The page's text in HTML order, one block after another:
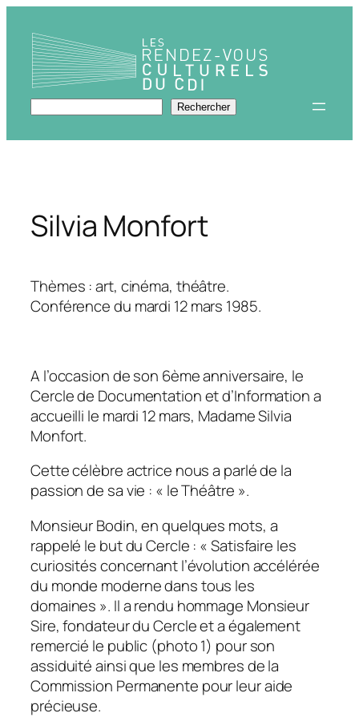
contenu
Rechercher Rechercher
Silvia Monfort
Thèmes : art, cinéma, théâtre.
Conférence du mardi 12 mars 1985.
A l’occasion de son 6ème anniversaire, le
Cercle de Documentation et d’Information a
accueilli le mardi 12 mars, Madame Silvia
Monfort.
Cette célèbre actrice nous a parlé de la
passion de sa vie : « le Théâtre ».
Monsieur Bodin, en quelques mots, a
rappelé le but du Cercle : « Satisfaire les
curiosités concernant l’évolution accélérée
du monde moderne dans tous les
domaines ». Il a rendu hommage Monsieur
Sire, fondateur du Cercle et a également
remercié le public (photo 1) pour son
assiduité ainsi que les membres de la
Commission Permanente pour leur aide
précieuse.